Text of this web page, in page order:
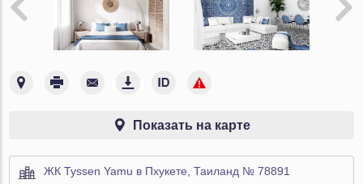
Показать на карте
ЖК Tyssen Yamu в Пхукете, Таиланд № 78891